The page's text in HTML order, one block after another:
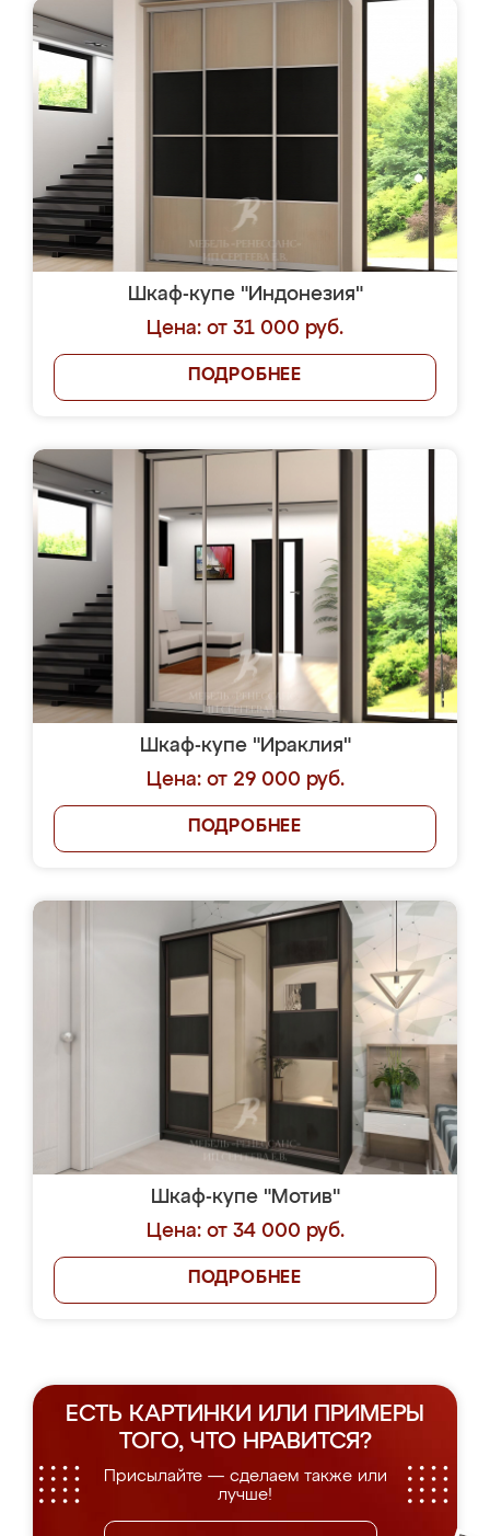
Шкаф-купе "Индонезия"
Цена: от 31 000 руб.
ПОДРОБНЕЕ
Шкаф-купе "Ираклия"
Цена: от 29 000 руб.
ПОДРОБНЕЕ
Шкаф-купе "Мотив"
Цена: от 34 000 руб.
ПОДРОБНЕЕ
ЕСТЬ КАРТИНКИ ИЛИ ПРИМЕРЫ
ТОГО, ЧТО НРАВИТСЯ?
Присылайте — сделаем также или
лучше!